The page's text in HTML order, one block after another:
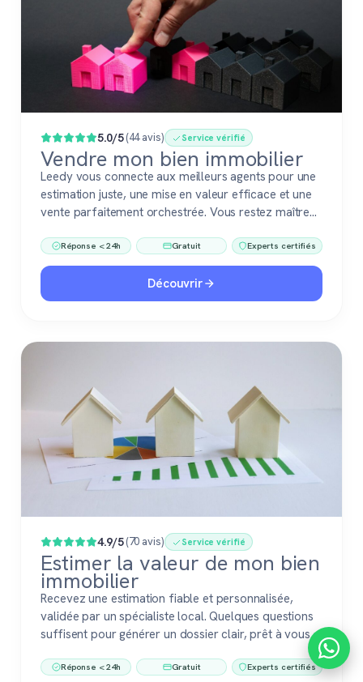
Populaire
5.0/5(44 avis) Service vérifié
Vendre mon bien immobilier
Leedy vous connecte aux meilleurs agents pour une
estimation juste, une mise en valeur efficace et une
vente parfaitement orchestrée. Vous restez maître
Réponse < 24h Gratuit Experts certifiés
Découvrir
4.9/5(70 avis) Service vérifié
Estimer la valeur de mon bien
immobilier
Recevez une estimation fiable et personnalisée,
validée par un spécialiste local. Quelques questions
suffisent pour générer un dossier clair, prêt à vous
immobilier. Gratuit, sans engagement, 100 %
Réponse < 24h Gratuit Experts certifiés